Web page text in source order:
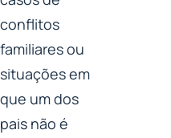
conflitos
familiares ou
situações em
que um dos
pais não é